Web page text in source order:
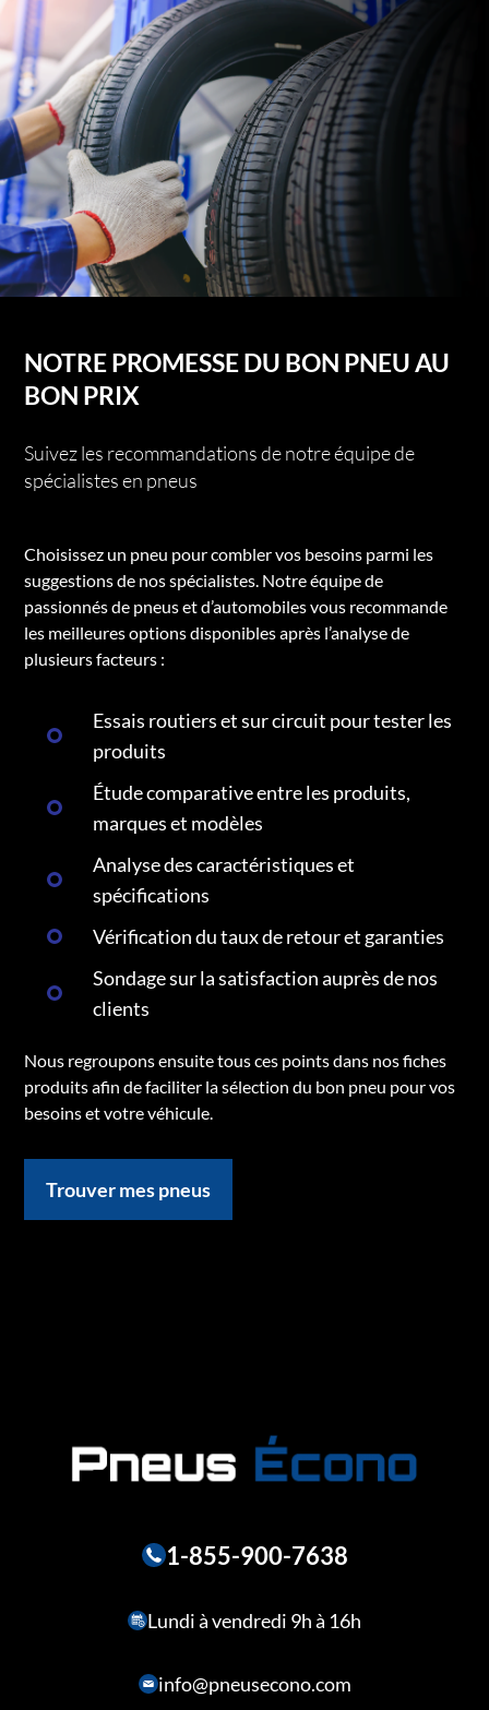
NOTRE PROMESSE DU BON PNEU AU
BON PRIX
Suivez les recommandations de notre équipe de
spécialistes en pneus
Choisissez un pneu pour combler vos besoins parmi les
suggestions de nos spécialistes. Notre équipe de
passionnés de pneus et d’automobiles vous recommande
les meilleures options disponibles après l’analyse de
plusieurs facteurs :
Essais routiers et sur circuit pour tester les
produits
Étude comparative entre les produits,
marques et modèles
Analyse des caractéristiques et
spécifications
Vérification du taux de retour et garanties
Sondage sur la satisfaction auprès de nos
clients
Nous regroupons ensuite tous ces points dans nos fiches
produits afin de faciliter la sélection du bon pneu pour vos
besoins et votre véhicule.
Trouver mes pneus
1-855-900-7638
Lundi à vendredi 9h à 16h
info@pneusecono.com